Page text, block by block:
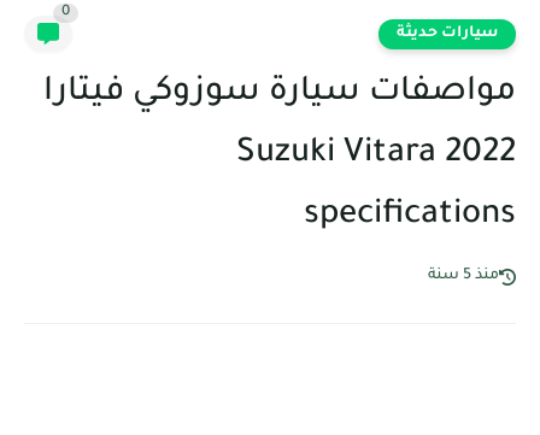
سيارات حديثة
0
مواصفات سيارة سوزوكي فيتارا
Suzuki Vitara 2022
specifications
منذ 5 سنة